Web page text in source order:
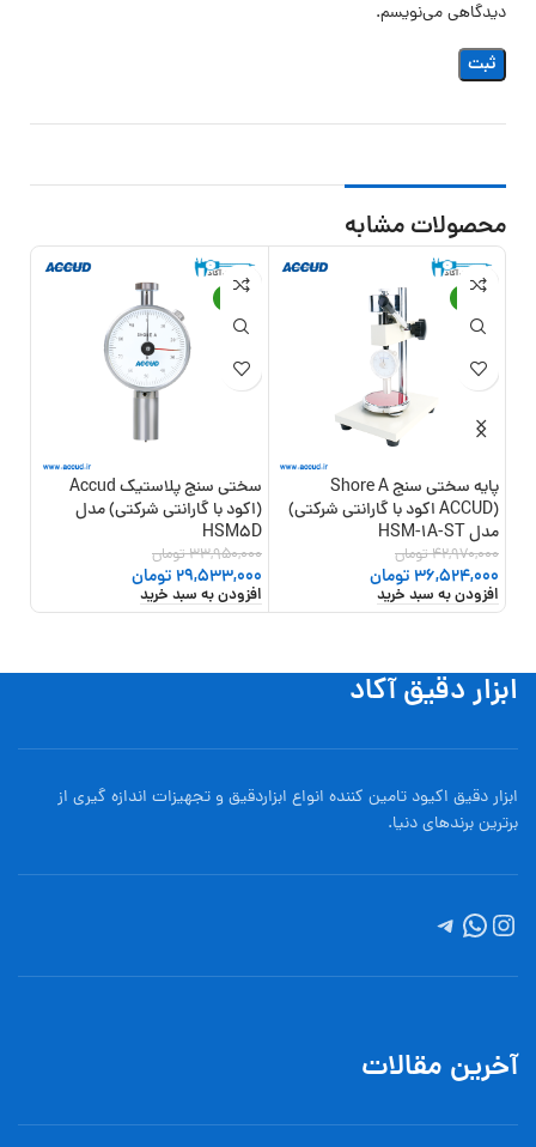
دیدگاهی می‌نویسم.
محصولات مشابه
-15%
پایه سختی سنج Shore A
(ACCUD اکود با گارانتی شرکتی)
مدل HSM-1A-ST
42,970,000تومان
36,524,000تومان
افزودن به سبد خرید
-13%
سختی سنج پلاستیک Accud
(اکود با گارانتی شرکتی) مدل
HSM5D
33,950,000تومان
29,533,000تومان
افزودن به سبد خرید
ابزار دقیق آکاد
ابزار دقیق اکیود تامین کننده انواع ابزاردقيق و تجهيزات اندازه گیری از
برترین برندهای دنیا.
آخرین مقالات